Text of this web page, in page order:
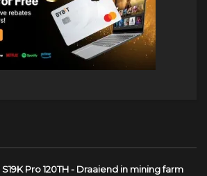
Pro 120TH - Draaiend in mining farm